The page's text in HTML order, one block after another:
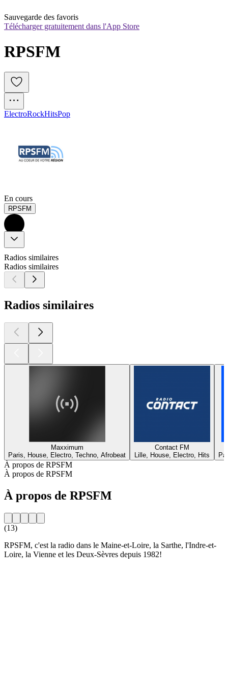
Sauvegarde des favoris
Télécharger gratuitement dans l'App Store
RPSFM
ElectroRockHitsPop
En cours
RPSFM
Radios similaires
Radios similaires
Radios similaires
Maxximum
Paris, House, Electro, Techno, Afrobeat
Contact FM
Lille, House, Electro, Hits
À propos de RPSFM
À propos de RPSFM
À propos de RPSFM
(13)
RPSFM, c'est la radio dans le Maine-et-Loire, la Sarthe, l'Indre-et-
Loire, la Vienne et les Deux-Sèvres depuis 1982!